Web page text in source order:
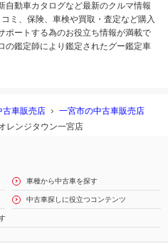
自動車カタログなど最新のクルマ情報
ミ、保険、車検や買取・査定など購入
ポートする為のお役立ち情報が満載で
の鑑定師により鑑定されたグー鑑定車
古車販売店
一宮市の中古車販売店
レンジタウン一宮店
車種から中古車を探す
中古車探しに役立つコンテンツ